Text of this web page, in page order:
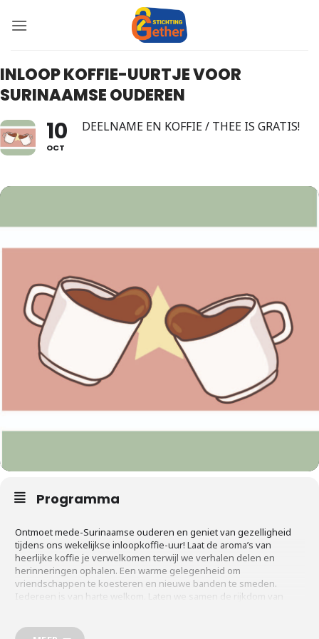
naar
INLOOP KOFFIE-UURTJE VOOR
SURINAAMSE OUDEREN
10
OCT
DEELNAME EN KOFFIE / THEE IS GRATIS!
Programma
Ontmoet mede-Surinaamse ouderen en geniet van gezelligheid
tijdens ons wekelijkse inloopkoffie-uur! Laat de aroma’s van
heerlijke koffie je verwelkomen terwijl we verhalen delen en
herinneringen ophalen. Een warme gelegenheid om
vriendschappen te koesteren en nieuwe banden te smeden.
Iedereen is van harte welkom. Laten we samen de rijkdom van